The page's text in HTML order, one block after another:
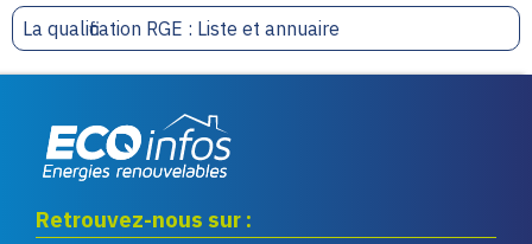
La qualification RGE : Liste et annuaire
renouvelables
Retrouvez-nous sur :